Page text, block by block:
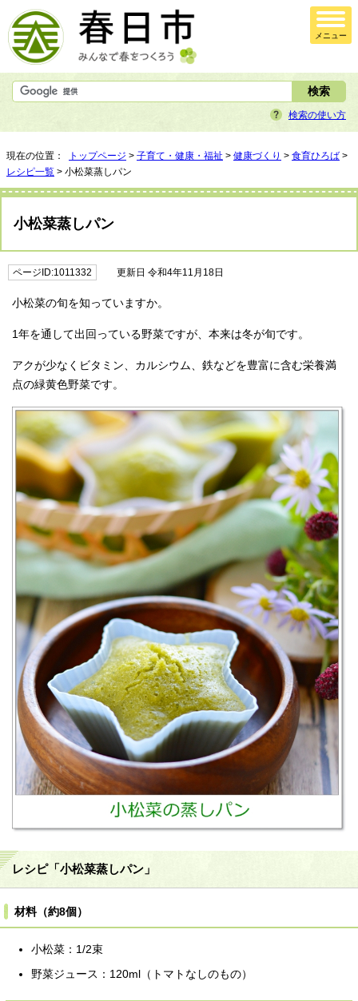
メニュー
検索の使い方
現在の位置： トップページ > 子育て・健康・福祉 > 健康づくり > 食育ひろば >
レシピ一覧 > 小松菜蒸しパン
小松菜蒸しパン
ページID:1011332 更新日 令和4年11月18日
小松菜の旬を知っていますか。
1年を通して出回っている野菜ですが、本来は冬が旬です。
アクが少なくビタミン、カルシウム、鉄などを豊富に含む栄養満
点の緑黄色野菜です。
レシピ「小松菜蒸しパン」
材料（約8個）
小松菜：1/2束
野菜ジュース：120ml（トマトなしのもの）